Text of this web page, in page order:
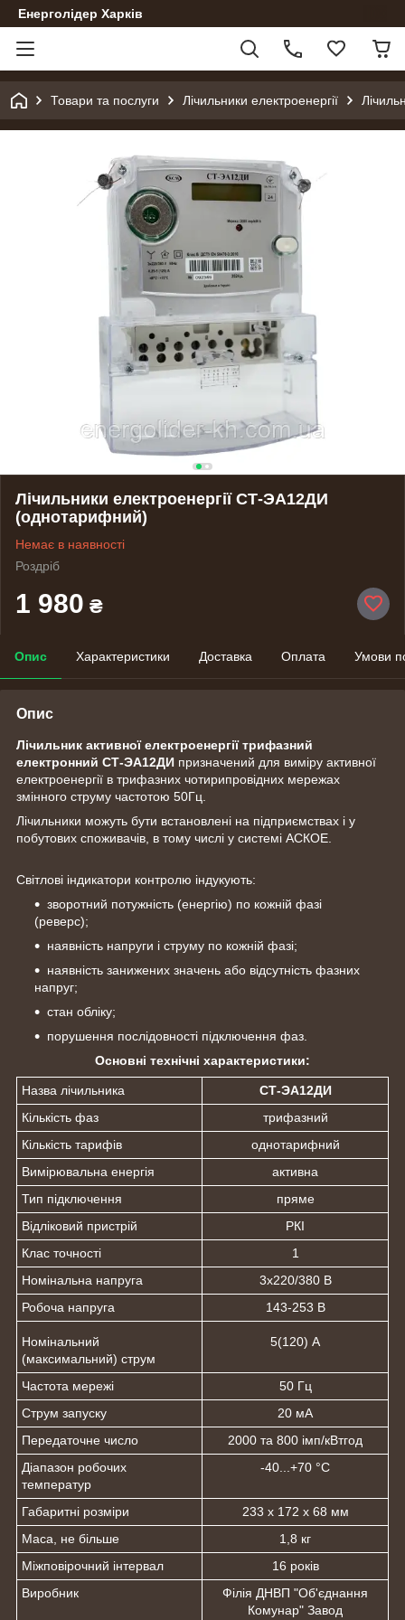
Енерголідер Харків
Товари та послуги Лічильники електроенергії
Лічильники електроенергії СТ-ЭА12ДИ
(однотарифний)
Немає в наявності
Роздріб
1 980 ₴
Опис Характеристики Доставка Оплата Умови
Опис
Лічильник активної електроенергії трифазний
електронний СТ-ЭА12ДИ призначений для виміру активної
електроенергії в трифазних чотирипровідних мережах
змінного струму частотою 50Гц.
Лічильники можуть бути встановлені на підприємствах і у
побутових споживачів, в тому числі у системі АСКОЕ.
Світлові індикатори контролю індукують:
зворотний потужність (енергію) по кожній фазі
(реверс);
наявність напруги і струму по кожній фазі;
наявність занижених значень або відсутність фазних
напруг;
стан обліку;
порушення послідовності підключення фаз.
Основні технічні характеристики:
Назва лічильника
СТ-ЭА12ДИ
Кількість фаз
трифазний
Кількість тарифів
однотарифний
Вимірювальна енергія
активна
Тип підключення
пряме
Відліковий пристрій
РКІ
Клас точності
1
Номінальна напруга
3х220/380 В
Робоча напруга
143-253 В
Номінальний
(максимальний) струм
5(120) А
Частота мережі
50 Гц
Струм запуску
20 мА
Передаточне число
2000 та 800 імп/кВтгод
Діапазон робочих
температур
-40...+70 °C
Габаритні розміри
233 x 172 x 68 мм
Маса, не більше
1,8 кг
Міжповірочний інтервал
16 років
Виробник
Філія ДНВП "Об'єднання
Комунар" Завод